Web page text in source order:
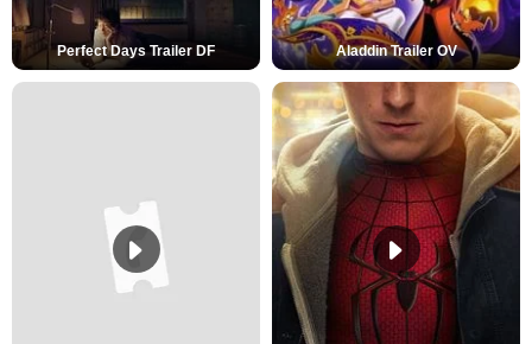
Perfect Days Trailer DF Aladdin Trailer OV